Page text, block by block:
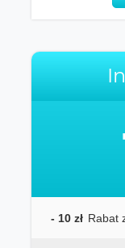
- 10 zł Rabat